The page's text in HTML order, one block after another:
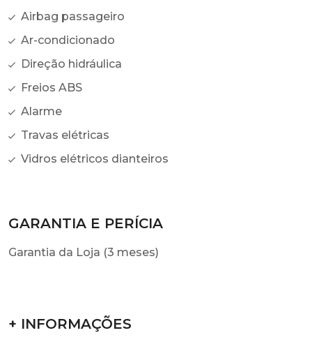
Airbag passageiro
Ar-condicionado
Direção hidráulica
Freios ABS
Alarme
Travas elétricas
Vidros elétricos dianteiros
GARANTIA E PERÍCIA
Garantia da Loja (3 meses)
+ INFORMAÇÕES